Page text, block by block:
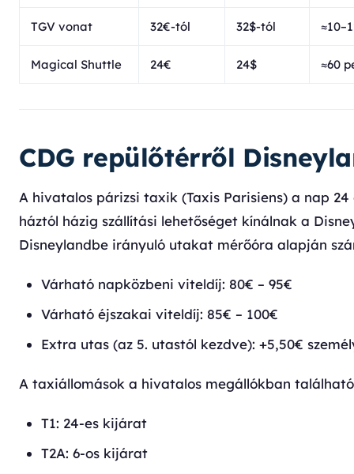
TGV vonat 32€-tól 32$-tól
Magical Shuttle 24€ 24$ ≈60
CDG repülőtérről
A hivatalos párizsi taxik (Taxis Parisiens) a nap
háztól házig szállítási lehetőséget kínálnak a
Disneylandbe irányuló utakat mérőóra alapján
Várható napközbeni viteldíj: 80€ – 95€
Várható éjszakai viteldíj: 85€ – 100€
Extra utas (az 5. utastól kezdve): +5,50€
A taxiállomások a hivatalos megállókban
T1: 24-es kijárat
T2A: 6-os kijárat